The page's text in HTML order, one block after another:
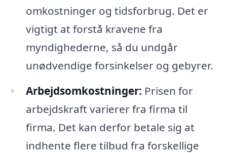
omkostninger og tidsforbrug. Det er
vigtigt at forstå kravene fra
myndighederne, så du undgår
unødvendige forsinkelser og gebyrer.
Arbejdsomkostninger: Prisen for
arbejdskraft varierer fra firma til
firma. Det kan derfor betale sig at
indhente flere tilbud fra forskellige